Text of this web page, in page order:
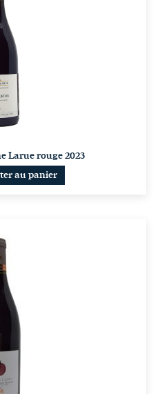
Larue rouge 2023
au panier